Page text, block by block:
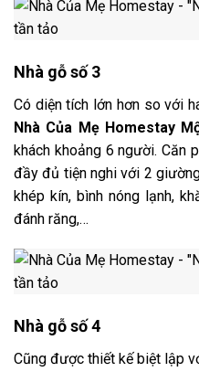
Nhà gỗ số 3
Có diện tích lớn hơn so với
Nhà Của Mẹ Homestay
khách khoảng 6 người. Căn
đầy đủ tiện nghi với 2
khép kín, bình nóng lạnh,
đánh răng,…
Nhà gỗ số 4
Cũng được thiết kế biệt lập